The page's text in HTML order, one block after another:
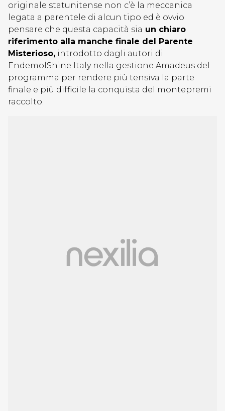
originale statunitense non c’è la meccanica
legata a parentele di alcun tipo ed è ovvio
pensare che questa capacità sia un chiaro
riferimento alla manche finale del Parente
Misterioso, introdotto dagli autori di
EndemolShine Italy nella gestione Amadeus del
programma per rendere più tensiva la parte
finale e più difficile la conquista del montepremi
raccolto.